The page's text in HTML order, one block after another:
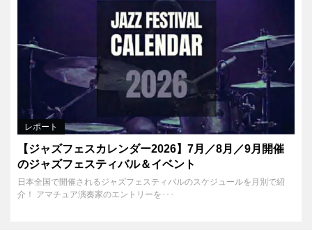
レポート
【ジャズフェスカレンダー2026】7月／8月／9月開催
のジャズフェスティバル＆イベント
日本全国で開催されるジャズフェスティバルのスケジュールを月別で紹
介！ アマチュア演奏家のエントリーを･･･